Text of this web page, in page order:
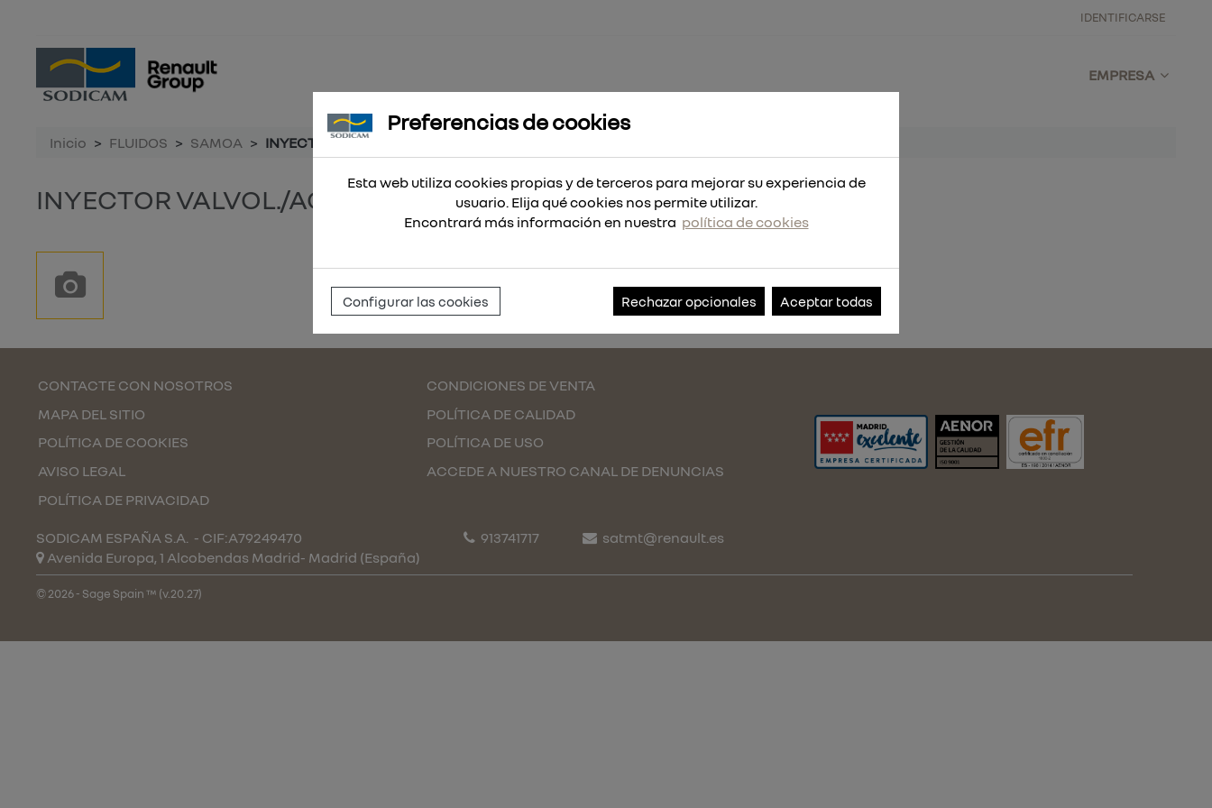
IDENTIFICARSE
EMPRESA
Inicio FLUIDOS SAMOA INYECTOR VALVOL./ACEITE 37-AP
INYECTOR VALVOL./ACEITE 37-AP
CONTACTE CON NOSOTROS
MAPA DEL SITIO
POLÍTICA DE COOKIES
AVISO LEGAL
POLÍTICA DE PRIVACIDAD
CONDICIONES DE VENTA
POLÍTICA DE CALIDAD
POLÍTICA DE USO
ACCEDE A NUESTRO CANAL DE DENUNCIAS
SODICAM ESPAÑA S.A. - CIF:A79249470
Avenida Europa, 1 Alcobendas Madrid- Madrid (España)
913741717 satmt@renault.es
© 2026 - Sage Spain ™ (v.20.27)
Preferencias de cookies
Esta web utiliza cookies propias y de terceros para mejorar su experiencia de
usuario. Elija qué cookies nos permite utilizar.
Encontrará más información en nuestra política de cookies
Configurar las cookies Rechazar opcionales Aceptar todas